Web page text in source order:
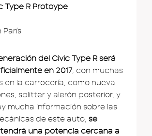
Type R Protoype
del Civic Type R será
en 2017, con muchas
en la carrocería, como nueva
splitter y alerón posterior, y
mucha información sobre las
de este auto, se
una potencia cercana a